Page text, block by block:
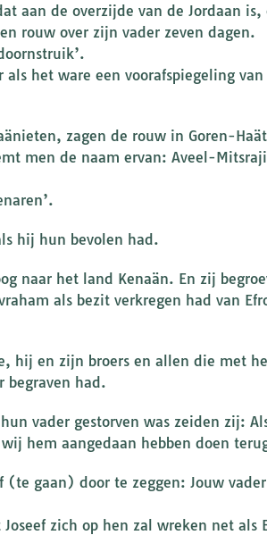
aan de overzijde van de Jordaan
rouw over zijn vader zeven dagen.
als het ware een voorafspiegeling
zagen de rouw in Goren-
men de naam ervan: Aveel-
hij hun bevolen had.
naar het land Kenaän. En zij
als bezit verkregen had van
hij en zijn broers en allen die met
begraven had.
vader gestorven was zeiden zij:
hem aangedaan hebben doen
(te gaan) door te zeggen: Jouw
zich op hen zal wreken net als